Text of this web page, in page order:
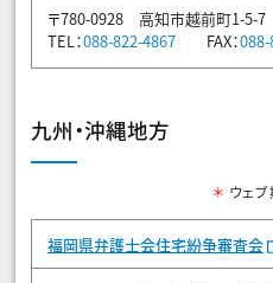
〒780-0928 高知市越前町1-5-7
TEL：088-822-4867 FAX：
九州・沖縄地方
＊ ウェ
福岡県弁護士会住宅紛争審査会